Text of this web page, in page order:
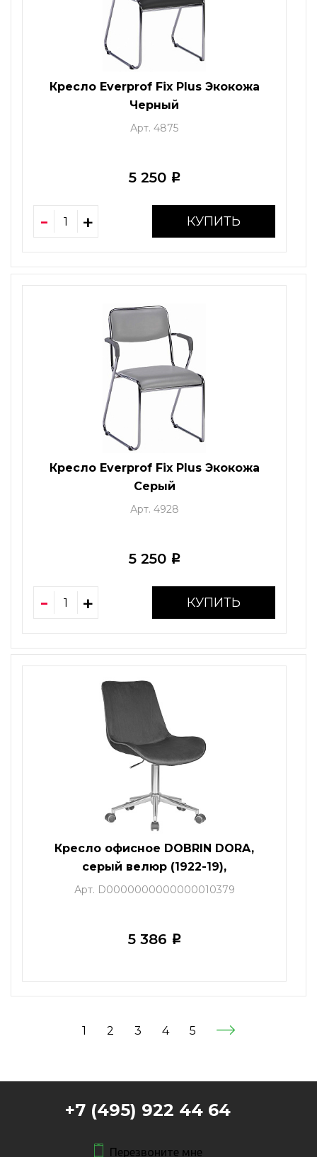
Кресло Everprof Fix Plus Экокожа
Черный
Арт. 4875
5 250 i
КУПИТЬ
Кресло Everprof Fix Plus Экокожа
Серый
Арт. 4928
5 250 i
КУПИТЬ
Кресло офисное DOBRIN DORA,
серый велюр (1922-19),
хромированная сталь
Арт. D0000000000000010379
5 386 i
1 2 3 4 5
+7 (495) 922 44 64
Перезвоните мне